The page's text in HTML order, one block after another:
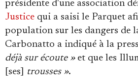
présidente d'une association
Justice qui a saisi le Parquet
population sur les dangers de
Carbonatto a indiqué à la
déjà sur écoute »et que les
[ses] trousses ».